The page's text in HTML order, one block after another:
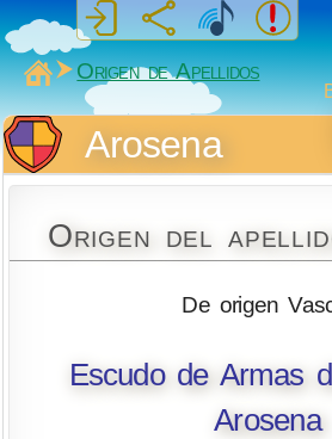
MiSabueso
Origen de Apellidos
Arosena
Origen del
De origen
Escudo de Armas
Arosena